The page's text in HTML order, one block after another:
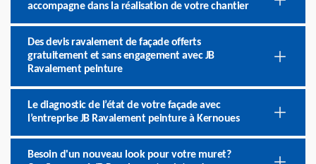
accompagne dans la réalisation de votre chantier
Des devis ravalement de façade offerts
gratuitement et sans engagement avec JB
Ravalement peinture
Le diagnostic de l’état de votre façade avec
l’entreprise JB Ravalement peinture à Kernoues
Besoin d'un nouveau look pour votre muret?